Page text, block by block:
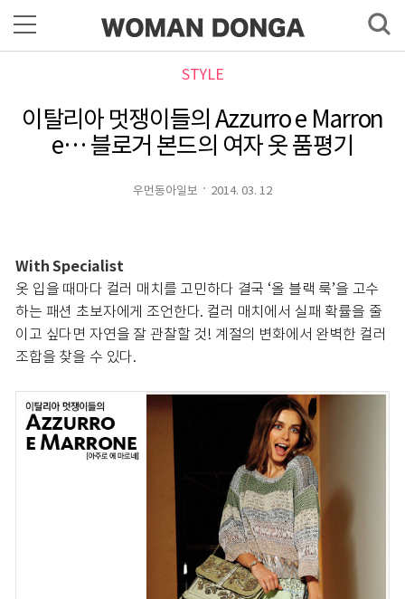
STYLE
이탈리아 멋쟁이들의 Azzurro e Marron
e… 블로거 본드의 여자 옷 품평기
우먼동아일보 2014. 03. 12
With Specialist
옷 입을 때마다 컬러 매치를 고민하다 결국 ‘올 블랙 룩’을 고수
하는 패션 초보자에게 조언한다. 컬러 매치에서 실패 확률을 줄
이고 싶다면 자연을 잘 관찰할 것! 계절의 변화에서 완벽한 컬러
조합을 찾을 수 있다.